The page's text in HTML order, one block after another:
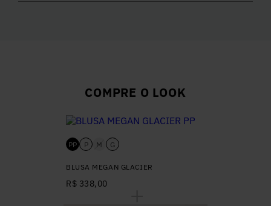
COMPRE O LOOK
PP P M G
BLUSA MEGAN GLACIER
R$ 338,00